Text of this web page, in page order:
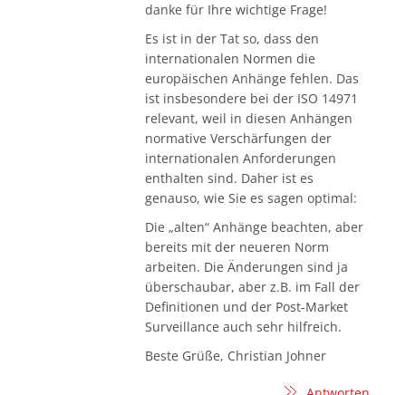
danke für Ihre wichtige Frage!
Es ist in der Tat so, dass den
internationalen Normen die
europäischen Anhänge fehlen. Das
ist insbesondere bei der ISO 14971
relevant, weil in diesen Anhängen
normative Verschärfungen der
internationalen Anforderungen
enthalten sind. Daher ist es
genauso, wie Sie es sagen optimal:
Die „alten“ Anhänge beachten, aber
bereits mit der neueren Norm
arbeiten. Die Änderungen sind ja
überschaubar, aber z.B. im Fall der
Definitionen und der Post-Market
Surveillance auch sehr hilfreich.
Beste Grüße, Christian Johner